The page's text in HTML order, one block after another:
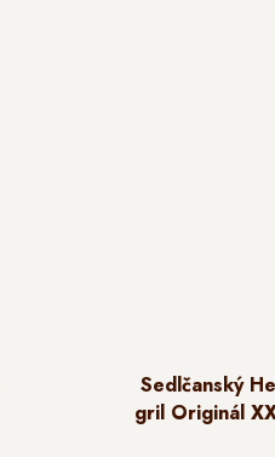
Sedlčanský
gril Originál